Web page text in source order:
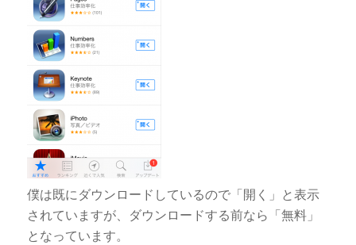
僕は既にダウンロードしているので「開く」と表示
されていますが、ダウンロードする前なら「無料」
となっています。